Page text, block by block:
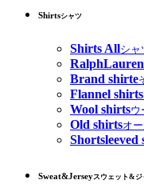
Shirtsシャツ
Shirts Allシャ
Brand shirte
Flannel shirts
Wool shirtsウ
Old shirtsオ
Shortsleeved
Sweat&Jerseyスウェット&ジ